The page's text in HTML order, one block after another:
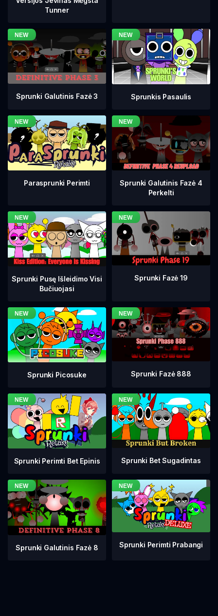
Tunner
Sprunki Galutinis Fazė 3 Sprunkis Pasaulis
Parasprunki Perimti
Sprunki Galutinis Fazė 4
Perkelti
Sprunki Pusę Išleidimo Visi
Bučiuojasi
Sprunki Fazė 19
Sprunki Picosuke Sprunki Fazė 888
Sprunki Perimti Bet Epinis Sprunki Bet Sugadintas
Sprunki Galutinis Fazė 8 Sprunki Perimti Prabangi